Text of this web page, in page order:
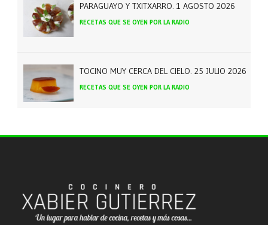
PARAGUAYO Y TXITXARRO. 1 AGOSTO 2026
RECETAS QUE SE OYEN POR LA RADIO
TOCINO MUY CERCA DEL CIELO. 25 JULIO 2026
RECETAS QUE SE OYEN POR LA RADIO